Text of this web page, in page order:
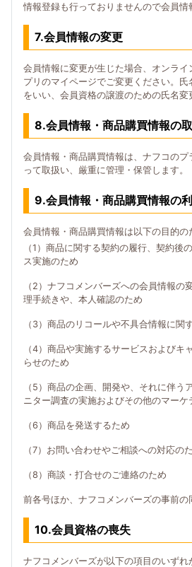
情報登録も行っておりませんので会員情
7.会員情報の変更
会員情報に変更が生じた場合、オンライ
プリのマイページでご変更ください。氏
をいい、会員資格の譲渡のための氏名変
8.会員情報・商品購買情報の
会員情報・商品購買情報は、ナフコのプ
って取扱い、厳重に管理・保管します。
9.会員情報・商品購買情報の
会員情報・商品購買情報は以下の目的の
（1）商品に関する契約の履行、契約後
ス実施のため
（2）ナフコメンバーズへの会員情報の
理手続きや、本人確認のため
（3）商品のリコールや不具合情報に関
（4）商品や実施するサービスおよびキ
らせのため
（5）商品の企画、開発や、それに伴う
ニター調査の実施およびその他のマーケ
（6）商品を発送するため
（7）お問い合わせやご相談への対応の
（8）商談・打合せのご連絡のため
前各号ほか、ナフコメンバーズの事前の
10.会員資格の喪失
ナフコメンバーズが以下の項目のいずれ